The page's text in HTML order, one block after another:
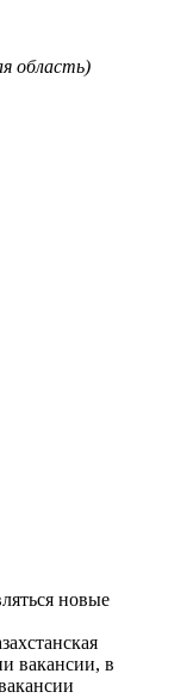
область)
новые
вакансии, в